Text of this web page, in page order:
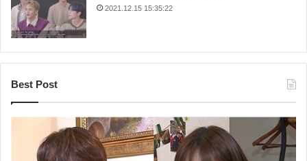
2021.12.15 15:35:22
Best Post